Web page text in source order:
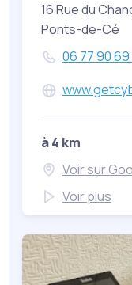
16 Rue du
Ponts-de-Cé
06 77 90 69
à 4 km
Voir sur
Voir plus